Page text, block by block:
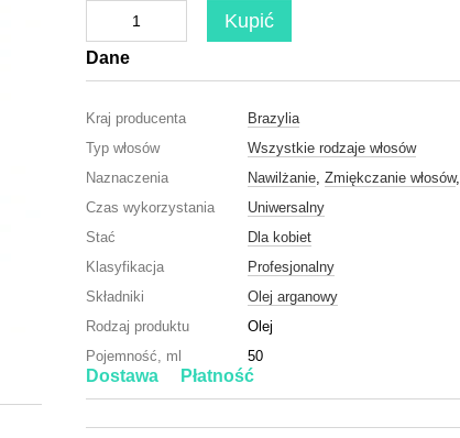
Kupić
Dane
Kraj producenta
Brazylia
Typ włosów
Wszystkie rodzaje włosów
Naznaczenia
Nawilżanie, Zmiękczanie włosów,
Czas wykorzystania
Uniwersalny
Stać
Dla kobiet
Klasyfikacja
Profesjonalny
Składniki
Olej arganowy
Rodzaj produktu
Olej
Pojemność, ml
50
Dostawa Płatność